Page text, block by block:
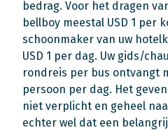
bedrag. Voor het dragen
bellboy meestal USD 1 per
schoonmaker van uw
USD 1 per dag. Uw gids/
rondreis per bus ontvangt
persoon per dag. Het
niet verplicht en geheel
echter wel dat een